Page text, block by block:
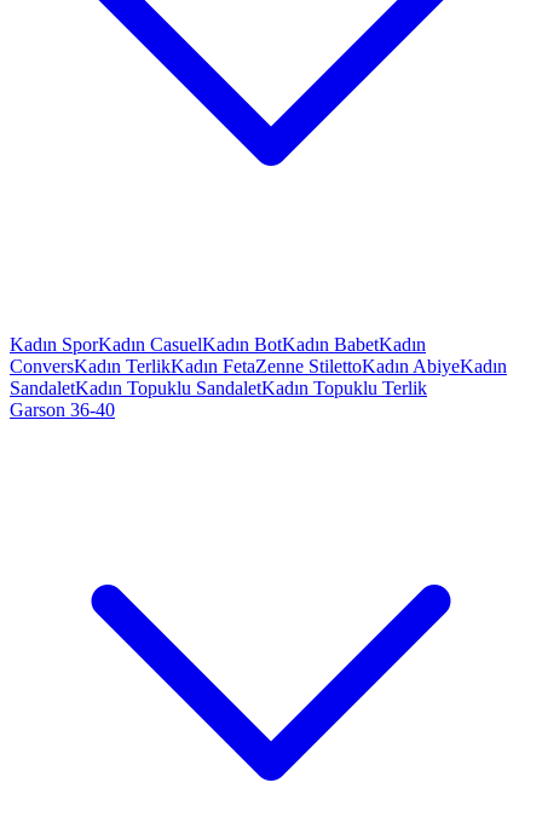
Kadın SporKadın CasuelKadın BotKadın BabetKadın
ConversKadın TerlikKadın FetaZenne StilettoKadın AbiyeKadın
SandaletKadın Topuklu SandaletKadın Topuklu Terlik
Garson 36-40